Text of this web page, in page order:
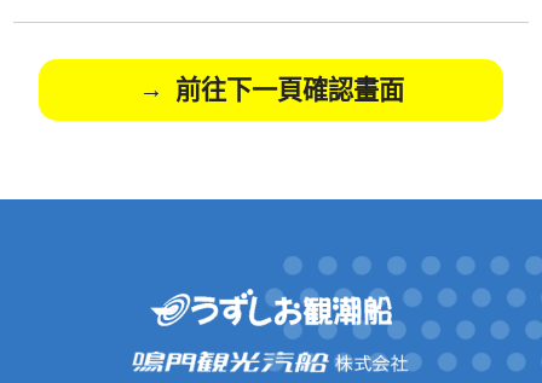
前往下一頁確認畫面